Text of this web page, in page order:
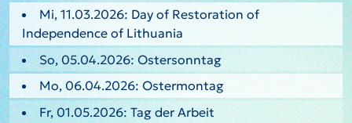
Mi, 11.03.2026: Day of Restoration of
Independence of Lithuania
So, 05.04.2026: Ostersonntag
Mo, 06.04.2026: Ostermontag
Fr, 01.05.2026: Tag der Arbeit